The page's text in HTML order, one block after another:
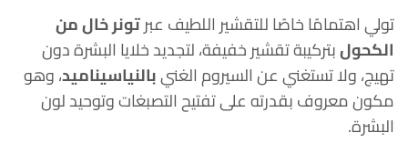
تولي اهتمامًا خاصًا للتقشير اللطيف عبرتونر خال من
الكحولبتركيبة تقشير خفيفة، لتجديد خلايا البشرة دون
تهيج، ولا تستغني عن السيروم الغنيبالنياسيناميد، وهو
مكون معروف بقدرته على تفتيح التصبغات وتوحيد لون
البشرة.